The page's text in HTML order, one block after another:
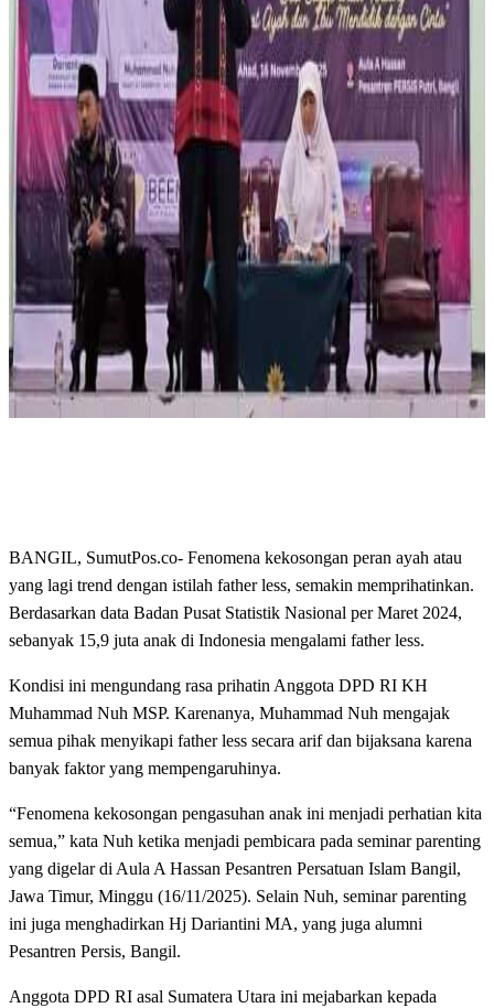
BANGIL, SumutPos.co- Fenomena kekosongan peran ayah atau
yang lagi trend dengan istilah father less, semakin memprihatinkan.
Berdasarkan data Badan Pusat Statistik Nasional per Maret 2024,
sebanyak 15,9 juta anak di Indonesia mengalami father less.
Kondisi ini mengundang rasa prihatin Anggota DPD RI KH
Muhammad Nuh MSP. Karenanya, Muhammad Nuh mengajak
semua pihak menyikapi father less secara arif dan bijaksana karena
banyak faktor yang mempengaruhinya.
“Fenomena kekosongan pengasuhan anak ini menjadi perhatian kita
semua,” kata Nuh ketika menjadi pembicara pada seminar parenting
yang digelar di Aula A Hassan Pesantren Persatuan Islam Bangil,
Jawa Timur, Minggu (16/11/2025). Selain Nuh, seminar parenting
ini juga menghadirkan Hj Dariantini MA, yang juga alumni
Pesantren Persis, Bangil.
Anggota DPD RI asal Sumatera Utara ini mejabarkan kepada